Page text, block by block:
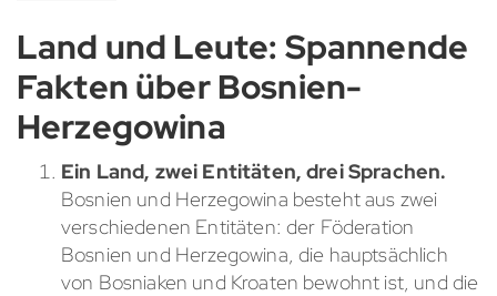
Land und Leute: Spannende
Fakten über Bosnien-
Herzegowina
Ein Land, zwei Entitäten, drei Sprachen.
Bosnien und Herzegowina besteht aus zwei
verschiedenen Entitäten: der Föderation
Bosnien und Herzegowina, die hauptsächlich
von Bosniaken und Kroaten bewohnt ist, und die